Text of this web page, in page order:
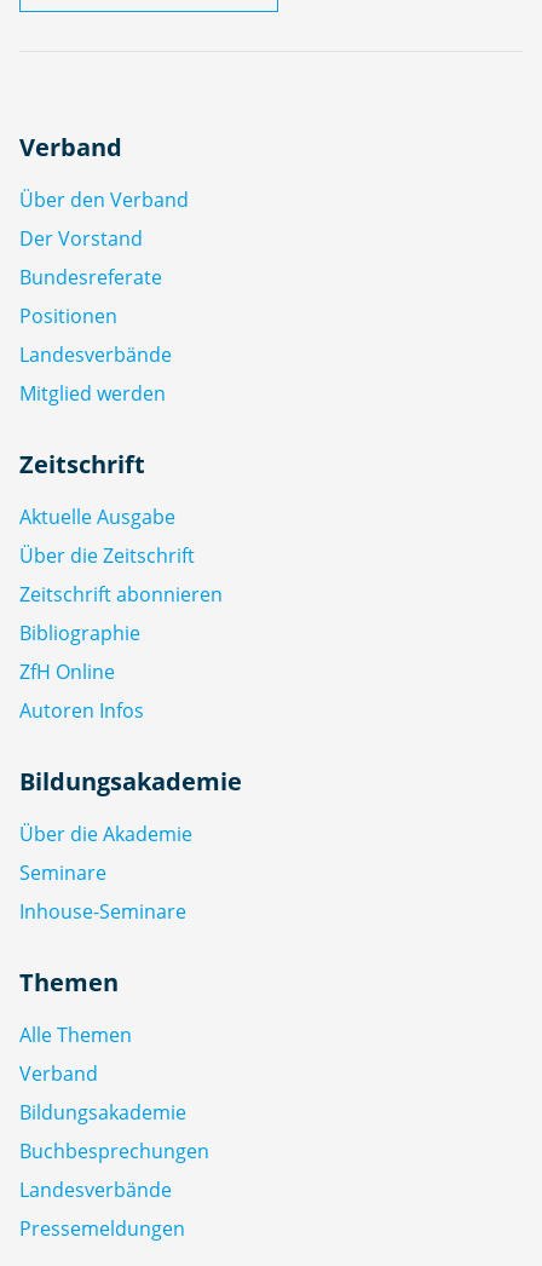
Verband
Über den Verband
Der Vorstand
Bundesreferate
Positionen
Landesverbände
Mitglied werden
Zeitschrift
Aktuelle Ausgabe
Über die Zeitschrift
Zeitschrift abonnieren
Bibliographie
ZfH Online
Autoren Infos
Bildungsakademie
Über die Akademie
Seminare
Inhouse-Seminare
Themen
Alle Themen
Verband
Bildungsakademie
Buchbesprechungen
Landesverbände
Pressemeldungen